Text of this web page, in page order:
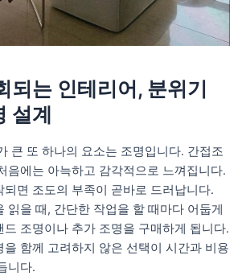
되는 인테리어, 분위기
설계
큰 또 하나의 요소는 조명입니다. 간접조
음에는 아늑하고 감각적으로 느껴집니다.
면 조도의 부족이 곧바로 드러납니다.
읽을 때, 간단한 작업을 할 때마다 어둡게
드 조명이나 추가 조명을 구매하게 됩니다.
을 함께 고려하지 않은 선택이 시간과 비용
니다.